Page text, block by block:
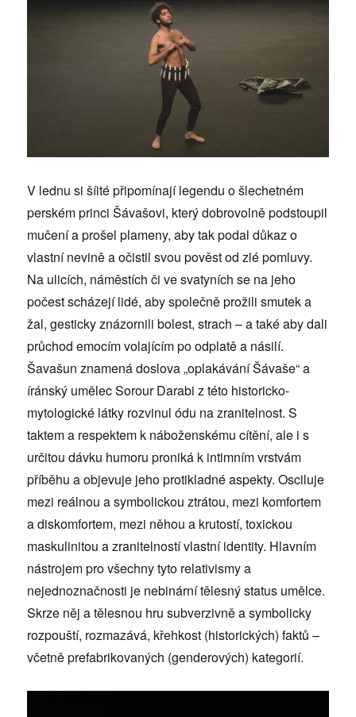
V lednu si šíité připomínají legendu o šlechetném
perském princi Šávašovi, který dobrovolně podstoupil
mučení a prošel plameny, aby tak podal důkaz o
vlastní nevině a očistil svou pověst od zlé pomluvy.
Na ulicích, náměstích či ve svatyních se na jeho
počest scházejí lidé, aby společně prožili smutek a
žal, gesticky znázornili bolest, strach – a také aby dali
průchod emocím volajícím po odplatě a násilí.
Šavašun znamená doslova „oplakávání Šávaše“ a
íránský umělec Sorour Darabi z této historicko-
mytologické látky rozvinul ódu na zranitelnost. S
taktem a respektem k náboženskému cítění, ale i s
určitou dávku humoru proniká k intimním vrstvám
příběhu a objevuje jeho protikladné aspekty. Osciluje
mezi reálnou a symbolickou ztrátou, mezi komfortem
a diskomfortem, mezi něhou a krutostí, toxickou
maskulinitou a zranitelností vlastní identity. Hlavním
nástrojem pro všechny tyto relativismy a
nejednoznačnosti je nebinární tělesný status umělce.
Skrze něj a tělesnou hru subverzivně a symbolicky
rozpouští, rozmazává, křehkost (historických) faktů –
včetně prefabrikovaných (genderových) kategorií.